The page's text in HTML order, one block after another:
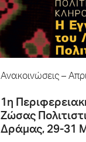
Ανακοινώσεις –
1η
Ζώσας
Δράμας, 29-31